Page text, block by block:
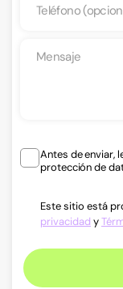
Antes de enviar,
protección de
Este sitio está
privacidad y